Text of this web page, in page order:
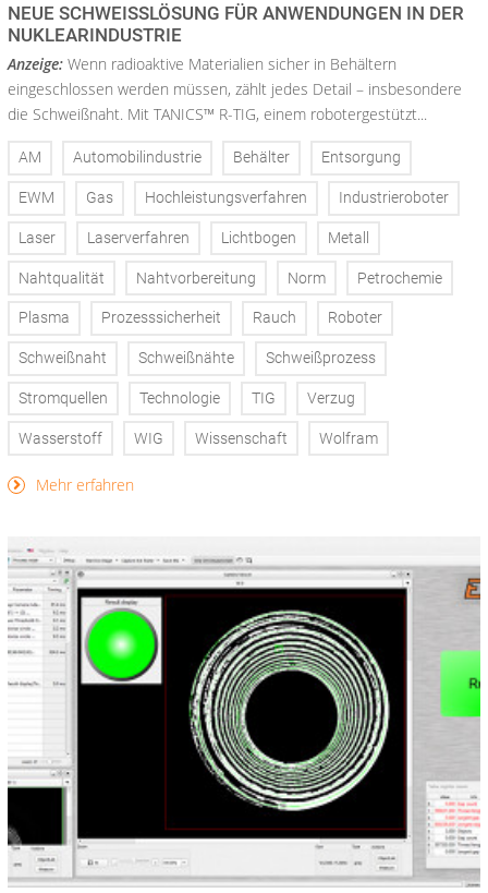
NEUE SCHWEISSLÖSUNG FÜR ANWENDUNGEN IN DER N
UKLEARINDUSTRIE
Anzeige: Wenn radioaktive Materialien sicher in Behältern
eingeschlossen werden müssen, zählt jedes Detail – insbesondere
die Schweißnaht. Mit TANICS™ R-TIG, einem robotergestützt...
AM Automobilindustrie Behälter Entsorgung
EWM Gas Hochleistungsverfahren Industrieroboter
Laser Laserverfahren Lichtbogen Metall
Nahtqualität Nahtvorbereitung Norm Petrochemie
Plasma Prozesssicherheit Rauch Roboter
Schweißnaht Schweißnähte Schweißprozess
Stromquellen Technologie TIG Verzug
Wasserstoff WIG Wissenschaft Wolfram
Mehr erfahren